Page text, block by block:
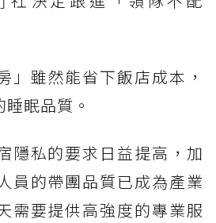
」雖然能省下飯店成本，
眠品質。
隱私的要求日益提高，加
員的帶團品質已成為產業
需要提供高強度的專業服